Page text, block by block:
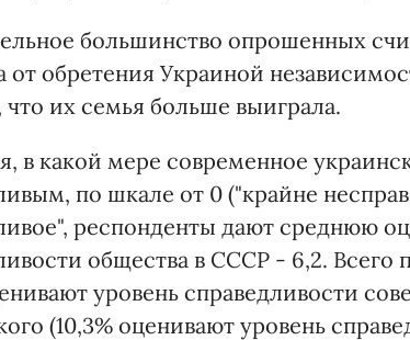
большинство опрошенных
от обретения Украиной
что их семья больше выиграла.
в какой мере современное
по шкале от 0 ("крайне
респонденты дают среднюю
общества в СССР - 6,2.
уровень справедливости
(10,3% оценивают уровень